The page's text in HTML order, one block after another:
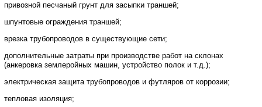
привозной песчаный грунт для засыпки траншей;
шпунтовые ограждения траншей;
врезка трубопроводов в существующие сети;
дополнительные затраты при производстве работ на склонах
(анкеровка землеройных машин, устройство полок и т.д.);
электрическая защита трубопроводов и футляров от коррозии;
тепловая изоляция;